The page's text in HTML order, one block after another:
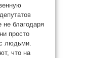
не благодаря
просто
с людьми.
что на